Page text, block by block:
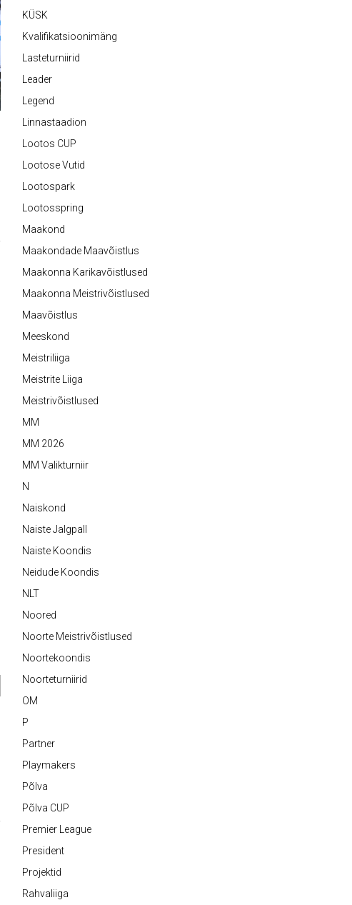
KÜSK
Kvalifikatsioonimäng
Lasteturniirid
Leader
Legend
Linnastaadion
Lootos CUP
Lootose Vutid
Lootospark
Lootosspring
Maakond
Maakondade Maavõistlus
Maakonna Karikavõistlused
Maakonna Meistrivõistlused
Maavõistlus
Meeskond
Meistriliiga
Meistrite Liiga
Meistrivõistlused
MM
MM 2026
MM Valikturniir
N
Naiskond
Naiste Jalgpall
Naiste Koondis
Neidude Koondis
NLT
Noored
Noorte Meistrivõistlused
Noortekoondis
Noorteturniirid
OM
P
Partner
Playmakers
Põlva
Põlva CUP
Premier League
President
Projektid
Rahvaliiga